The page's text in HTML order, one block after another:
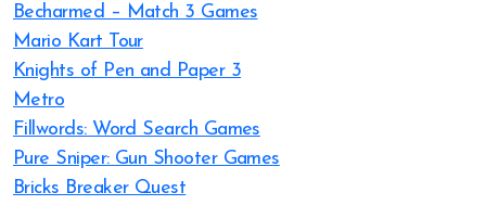
Becharmed – Match 3 Games
Mario Kart Tour
Knights of Pen and Paper 3
Metro
Fillwords: Word Search Games
Pure Sniper: Gun Shooter Games
Bricks Breaker Quest